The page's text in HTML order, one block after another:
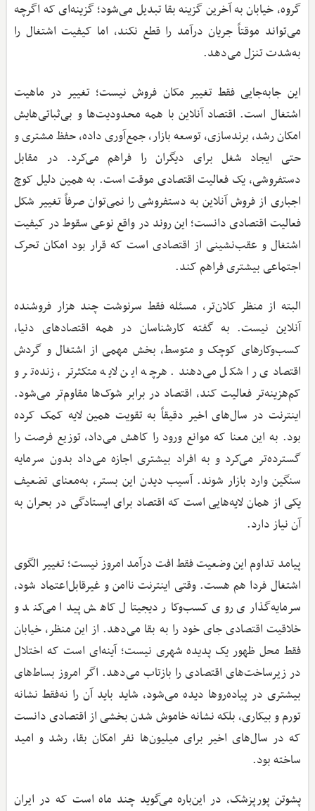
گروه، خیابان به آخرین گزینه بقا تبدیل می‌شود؛ گزینه‌ای که اگرچه
می‌تواند موقتاً جریان درآمد را قطع نکند، اما کیفیت اشتغال را
به‌شدت تنزل می‌دهد.
این جابه‌جایی فقط تغییر مکان فروش نیست؛ تغییر در ماهیت
اشتغال است. اقتصاد آنلاین با همه محدودیت‌ها و بی‌ثباتی‌هایش
امکان رشد، برندسازی، توسعه بازار، جمع‌آوری داده، حفظ مشتری و
حتی ایجاد شغل برای دیگران را فراهم می‌کرد. در مقابل
دستفروشی، یک فعالیت اقتصادی موقت است. به همین دلیل کوچ
اجباری از فروش آنلاین به دستفروشی را نمی‌توان صرفاً تغییر شکل
فعالیت اقتصادی دانست؛ این روند در واقع نوعی سقوط در کیفیت
اشتغال و عقب‌نشینی از اقتصادی است که قرار بود امکان تحرک
اجتماعی بیشتری فراهم کند.
البته از منظر کلان‌تر، مسئله فقط سرنوشت چند هزار فروشنده
آنلاین نیست. به گفته کارشناسان در همه اقتصادهای دنیا،
کسب‌وکارهای کوچک و متوسط، بخش مهمی از اشتغال و گردش
اقتصادی را شکل می‌دهند. هرچه این لایه متکثرتر، زنده‌تر و
کم‌هزینه‌تر فعالیت کند، اقتصاد در برابر شوک‌ها مقاوم‌تر می‌شود.
اینترنت در سال‌های اخیر دقیقاً به تقویت همین لایه کمک کرده
بود. به این معنا که موانع ورود را کاهش می‌داد، توزیع فرصت را
گسترده‌تر می‌کرد و به افراد بیشتری اجازه می‌داد بدون سرمایه
سنگین وارد بازار شوند. آسیب دیدن این بستر، به‌معنای تضعیف
یکی از همان لایه‌هایی است که اقتصاد برای ایستادگی در بحران به
آن نیاز دارد.
پیامد تداوم این وضعیت فقط افت درآمد امروز نیست؛ تغییر الگوی
اشتغال فردا هم هست. وقتی اینترنت ناامن و غیرقابل‌اعتماد شود،
سرمایه‌گذاری روی کسب‌وکار دیجیتال کاهش پیدا می‌کند و
خلاقیت اقتصادی جای خود را به بقا می‌دهد. از این منظر، خیابان
فقط محل ظهور یک پدیده شهری نیست؛ آینه‌ای است که اختلال
در زیرساخت‌های اقتصادی را بازتاب می‌دهد. اگر امروز بساط‌های
بیشتری در پیاده‌روها دیده می‌شود، شاید باید آن را نه‌فقط نشانه
تورم و بیکاری، بلکه نشانه خاموش شدن بخشی از اقتصادی دانست
که در سال‌های اخیر برای میلیون‌ها نفر امکان بقا، رشد و امید
ساخته بود.
پشوتن پورپزشک، در این‌باره می‌گوید چند ماه است که در ایران